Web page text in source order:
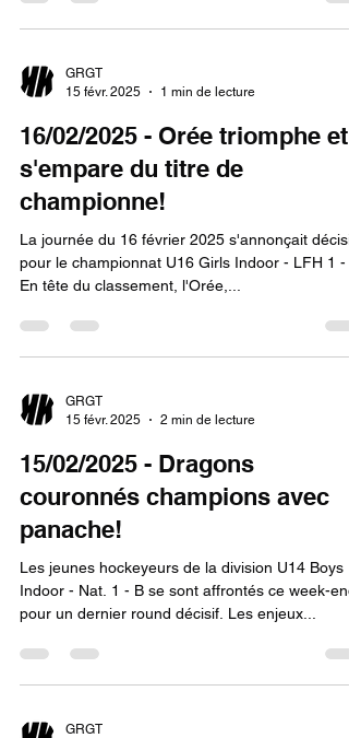
GRGT
15 févr. 2025
1 min de lecture
16/02/2025 - Orée triomphe et
s'empare du titre de
championne!
La journée du 16 février 2025 s'annonçait
pour le championnat U16 Girls Indoor - LFH 1 -
En tête du classement, l'Orée,...
GRGT
15 févr. 2025
2 min de lecture
15/02/2025 - Dragons
couronnés champions avec
panache!
Les jeunes hockeyeurs de la division U14 Boys
Indoor - Nat. 1 - B se sont affrontés ce week-end
pour un dernier round décisif. Les enjeux...
GRGT